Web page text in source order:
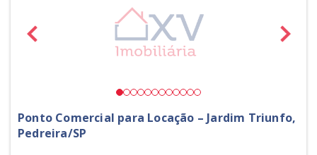
Ponto Comercial para Locação – Jardim Triunfo,
Pedreira/SP